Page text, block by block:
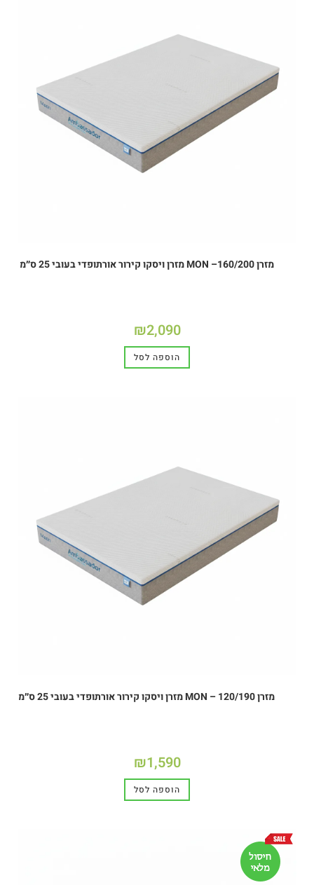
מזרן MON –160/200 מזרן ויסקו קירור אורתופדי בעובי 25 ס״מ
₪2,090
הוספה לסל
מזרן MON – 120/190 מזרן ויסקו קירור אורתופדי בעובי 25 ס״מ
₪1,590
הוספה לסל